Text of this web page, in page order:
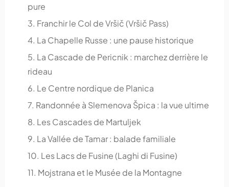
pure
3. Franchir le Col de Vršič (Vršič Pass)
4. La Chapelle Russe : une pause historique
5. La Cascade de Pericnik : marchez derrière le
rideau
6. Le Centre nordique de Planica
7. Randonnée à Slemenova Špica : la vue ultime
8. Les Cascades de Martuljek
9. La Vallée de Tamar : balade familiale
10. Les Lacs de Fusine (Laghi di Fusine)
11. Mojstrana et le Musée de la Montagne